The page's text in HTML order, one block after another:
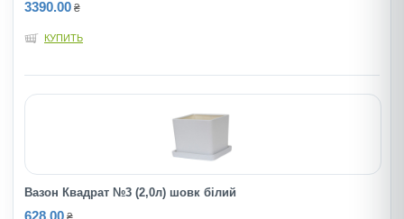
3390.00 ₴
КУПИТЬ
Вазон Квадрат №3 (2,0л) шовк бiлий
628.00